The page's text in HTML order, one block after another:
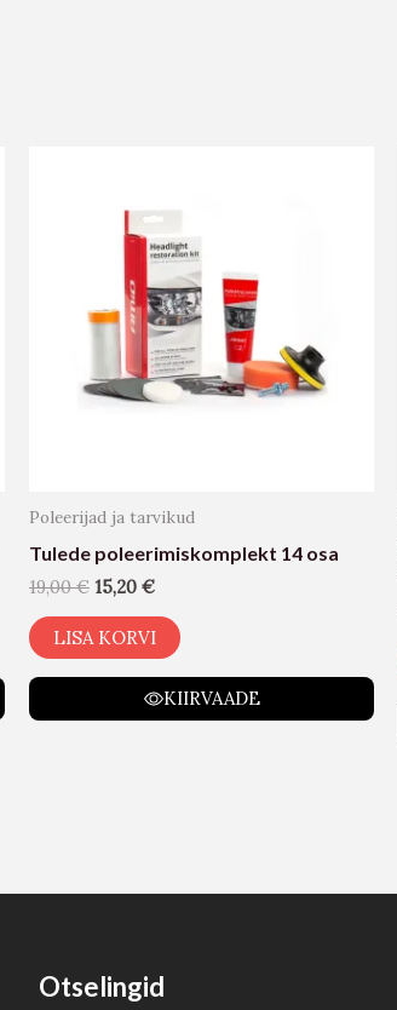
Poleerijad ja tarvikud
Tulede poleerimiskomplekt 14 osa
19,00€ 15,20 €
LISA KORVI
KIIRVAADE
Otselingid